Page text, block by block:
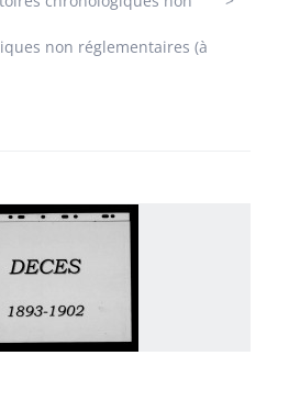
non réglementaires (à